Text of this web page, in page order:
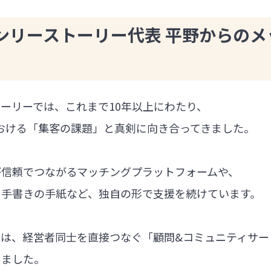
リーストーリー代表 平野からの
リーでは、これまで10年以上にわたり、
る「集客の課題」と真剣に向き合ってきました。
頼でつながるマッチングプラットフォームや、
書きの手紙など、独自の形で支援を続けています。
、経営者同士を直接つなぐ「顧問&コミュニティサ
した。